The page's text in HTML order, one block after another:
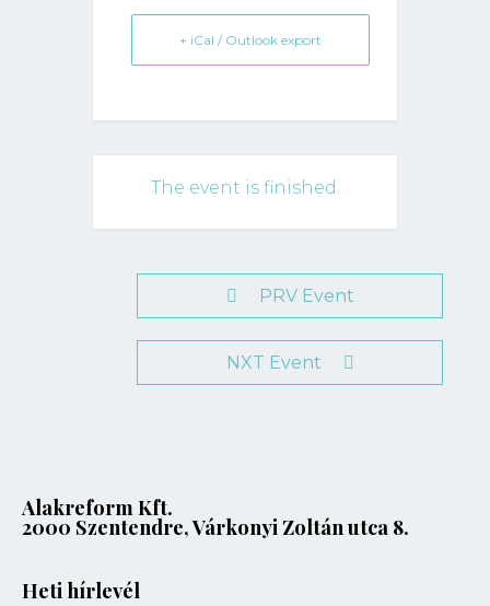
+ iCal / Outlook export
The event is finished.
PRV Event
NXT Event
Alakreform Kft.
2000 Szentendre, Várkonyi Zoltán utca 8.
Heti hírlevél